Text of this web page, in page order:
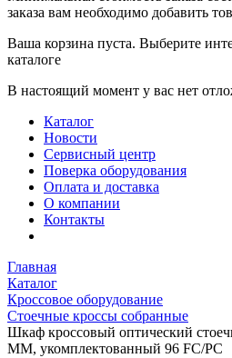
заказа вам необходимо добавить
Ваша корзина пуста. Выберите
каталоге
В настоящий момент у вас нет
Каталог
Новости
Сервисный центр
Поверка оборудования
Оплата и доставка
О компании
Контакты
Главная
Каталог
Кроссовое оборудование
Стоечные кроссы собранные
Шкаф кроссовый оптический
MM, укомплектованный 96 FC/PC